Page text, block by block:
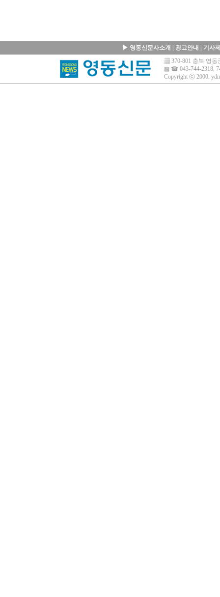
▶ 영동신문사소개 광고안내
기사
▦ 370-801 충북 영
▩ ☎ 043-744-2318,
Copyright ⓒ 2000.